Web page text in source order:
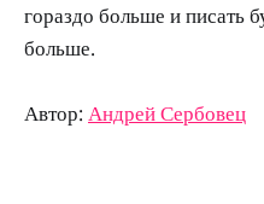
гораздо больше и писать
больше.
Автор: Андрей Сербовец